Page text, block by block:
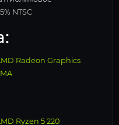
NTSC
Radeon Graphics
Ryzen 5 220